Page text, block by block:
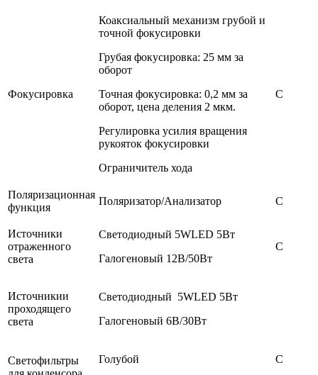
Фокусировка
Коаксиальный механизм грубой и
точной фокусировки
Грубая фокусировка: 25 мм за
оборот
Точная фокусировка: 0,2 мм за
оборот, цена деления 2 мкм.
Регулировка усилия вращения
рукояток фокусировки
Ограничитель хода
С
Поляризационная
функция
Поляризатор/Анализатор С
Источники
отраженного
света
Светодиодный 5WLED 5Вт
Галогеновый 12В/50Вт
С
Источникии
проходящего
света
Светодиодный 5WLED 5Вт
Галогеновый 6В/30Вт
Светофильтры
Голубой С